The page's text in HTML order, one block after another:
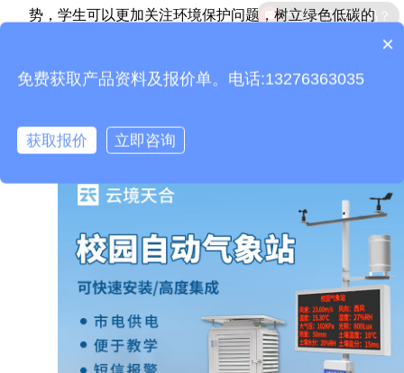
势，学生可以更加关注环境保护问题，树立绿色低碳的
丰富校园文化生活：校园气象站的建设和管理活动
的课外活动和社交机会。
产品包含安装吗？
质保时间是多久？
×
免费获取产品资料及报价单。电话:13276363035
获取报价 立即咨询